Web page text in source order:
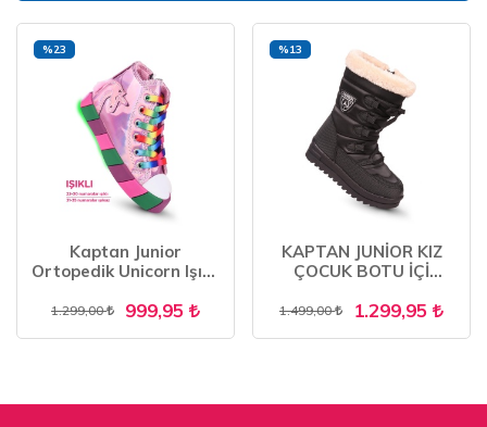
Kaptan Junior
Ortopedik Unicorn Işıklı
500
1.299,00 999,95
%23
KAPTAN JUNİOR KIZ
ÇOCUK BOTU İÇİ
1.499,00 1.299,95
%13